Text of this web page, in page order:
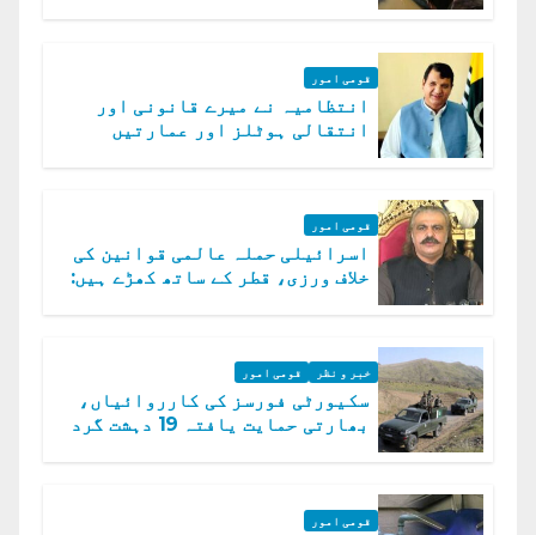
قومی امور
انتظامیہ نے میرے قانونی اور
انتقالی ہوٹلز اور عمارتیں
قومی امور
اسرائیلی حملہ عالمی قوانین کی
خلاف ورزی، قطر کے ساتھ کھڑے ہیں:
خبر و نظر قومی امور
سکیورٹی فورسز کی کارروائیاں،
بھارتی حمایت یافتہ 19 دہشت گرد
قومی امور